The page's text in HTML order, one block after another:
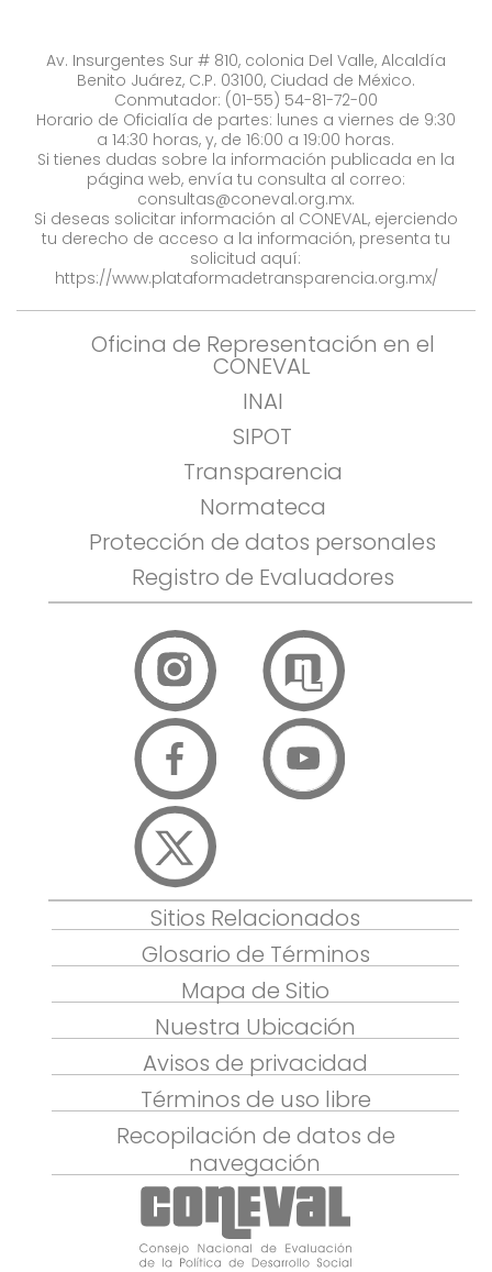
Av. Insurgentes Sur # 810, colonia Del Valle, Alcaldía
Benito Juárez, C.P. 03100, Ciudad de México.
Conmutador: (01-55) 54-81-72-00
Horario de Oficialía de partes: lunes a viernes de 9:30
a 14:30 horas, y, de 16:00 a 19:00 horas.
Si tienes dudas sobre la información publicada en la
página web, envía tu consulta al correo:
consultas@coneval.org.mx.
Si deseas solicitar información al CONEVAL, ejerciendo
tu derecho de acceso a la información, presenta tu
solicitud aquí:
https://www.plataformadetransparencia.org.mx/
Oficina de Representación en el
CONEVAL
INAI
SIPOT
Transparencia
Normateca
Protección de datos personales
Registro de Evaluadores
Sitios Relacionados
Glosario de Términos
Mapa de Sitio
Nuestra Ubicación
Avisos de privacidad
Términos de uso libre
Recopilación de datos de
navegación